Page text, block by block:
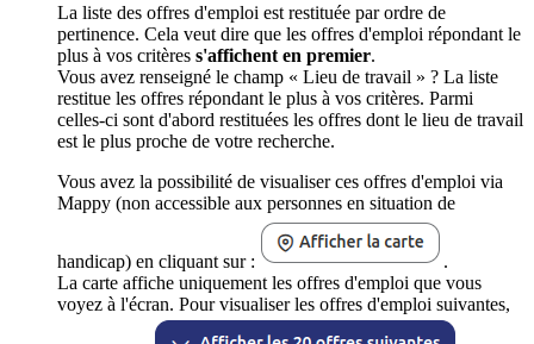
La liste des offres d'emploi est restituée par ordre de
pertinence. Cela veut dire que les offres d'emploi répondant le
plus à vos critères s'affichent en premier.
Vous avez renseigné le champ « Lieu de travail » ? La liste
restitue les offres répondant le plus à vos critères. Parmi
celles-ci sont d'abord restituées les offres dont le lieu de travail
est le plus proche de votre recherche.
Vous avez la possibilité de visualiser ces offres d'emploi via
Mappy (non accessible aux personnes en situation de
handicap) en cliquant sur :
.
La carte affiche uniquement les offres d'emploi que vous
voyez à l'écran. Pour visualiser les offres d'emploi suivantes,